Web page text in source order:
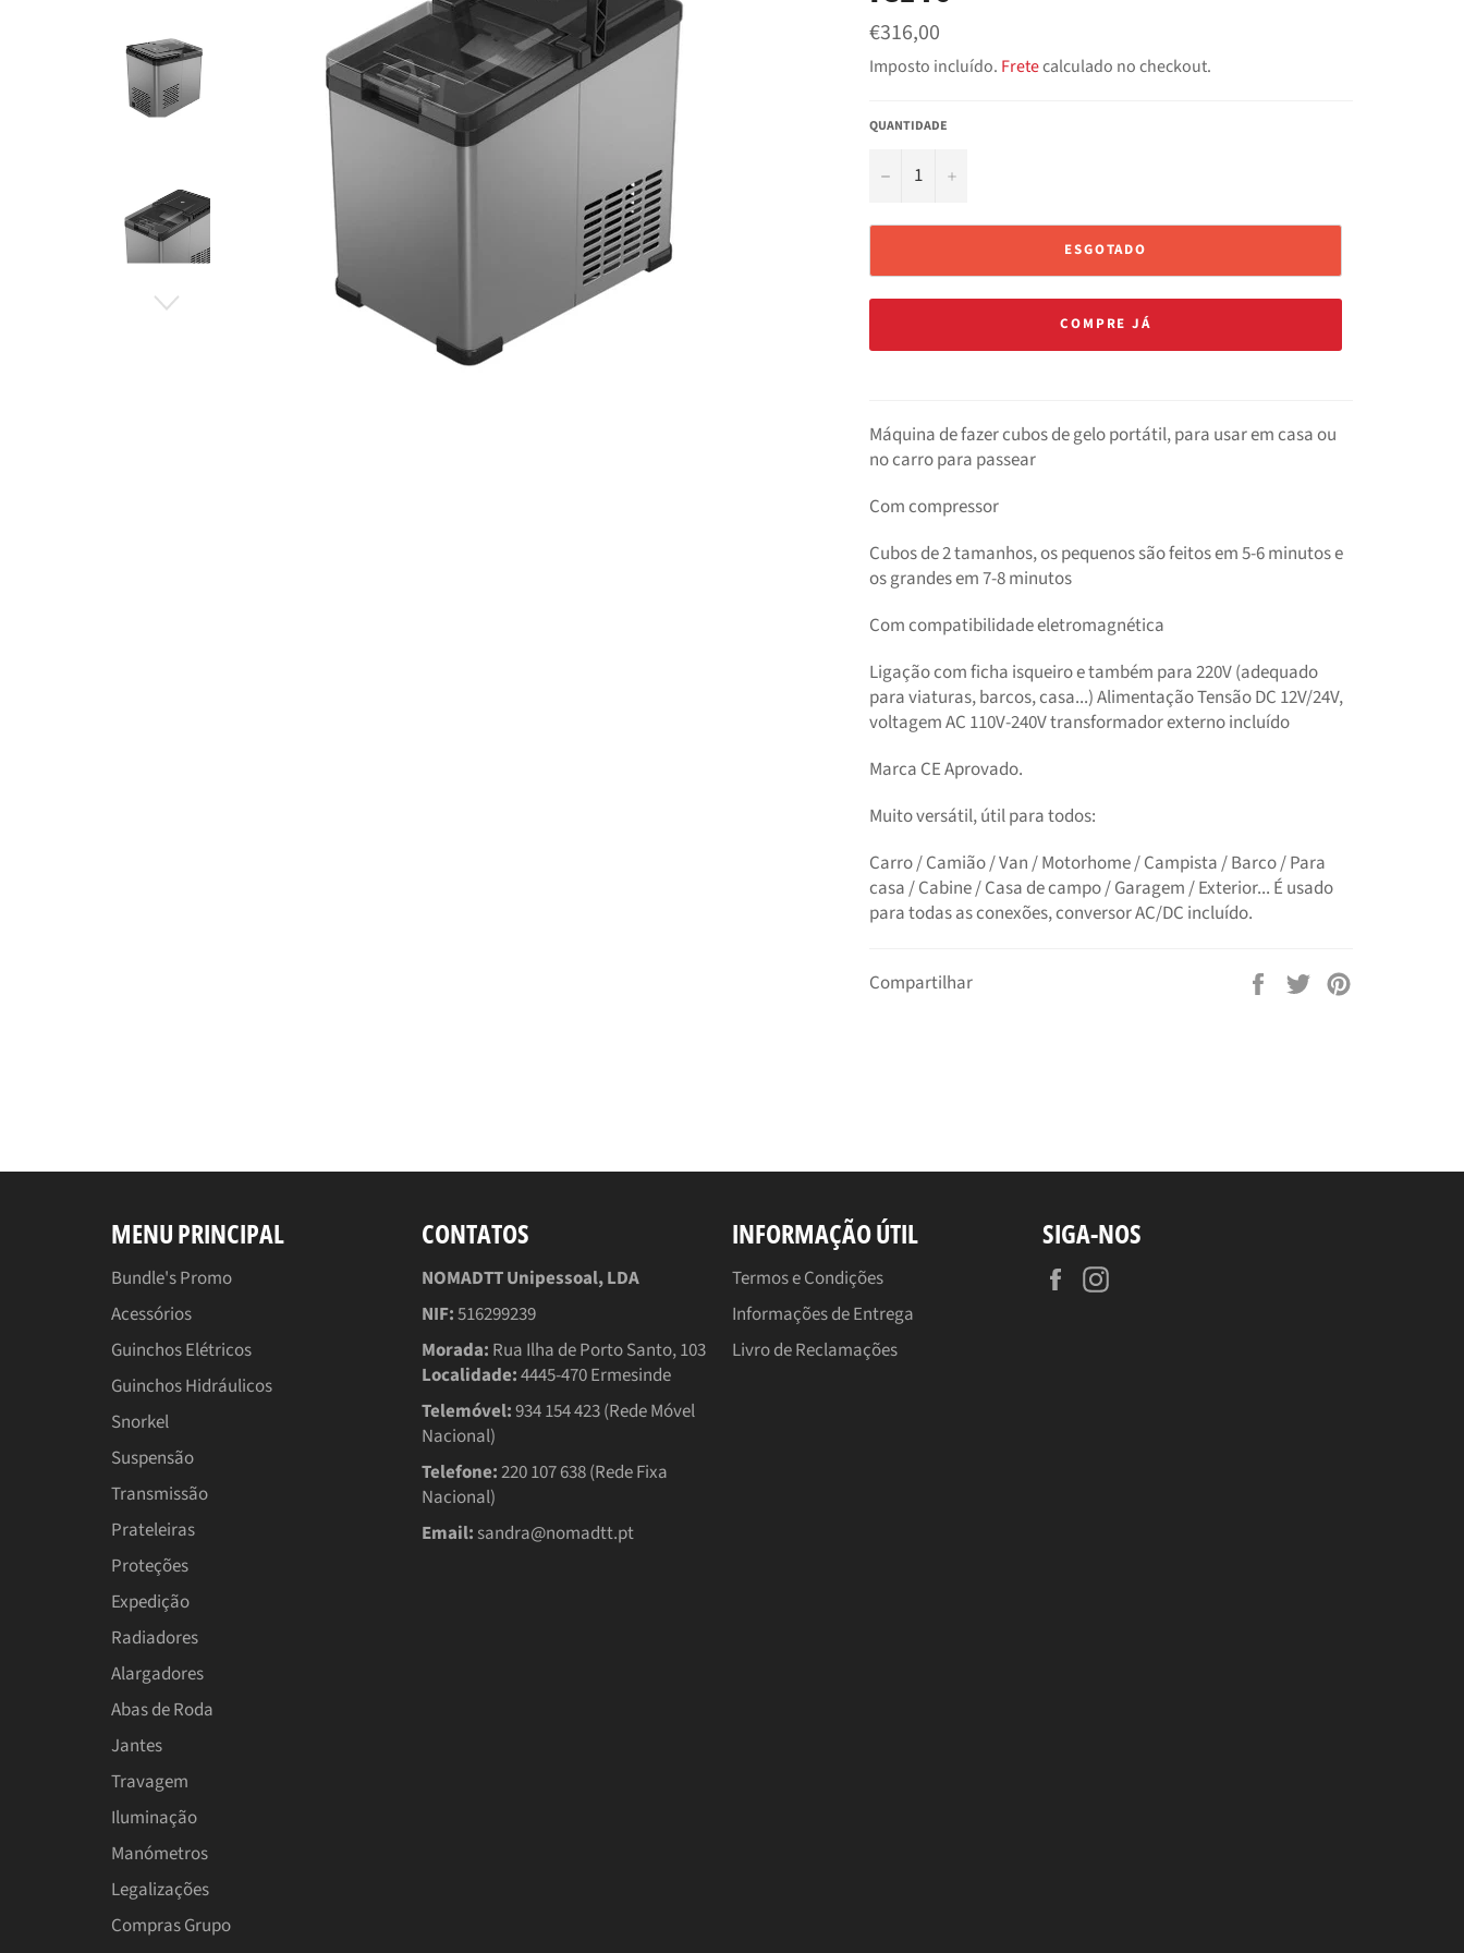
Preço
normal
€316,00
Imposto incluído. Fretecalculado no checkout.
QUANTIDADE
− +
ESGOTADO
COMPRE JÁ
Máquina de fazer cubos de gelo portátil, para usar em casa ou
no carro para passear
Com compressor
Cubos de 2 tamanhos, os pequenos são feitos em 5-6 minutos e
os grandes em 7-8 minutos
Com compatibilidade eletromagnética
Ligação com ficha isqueiro e também para 220V (adequado
para viaturas, barcos, casa...) Alimentação Tensão DC 12V/24V,
voltagem AC 110V-240V transformador externo incluído
Marca CE Aprovado.
Muito versátil, útil para todos:
Carro / Camião / Van / Motorhome / Campista / Barco / Para
casa / Cabine / Casa de campo / Garagem / Exterior... É usado
para todas as conexões, conversor AC/DC incluído.
Compartilhar
Compartilhar
Tuitar
MENU PRINCIPAL
Bundle's Promo
Acessórios
Guinchos Elétricos
Guinchos Hidráulicos
Snorkel
Suspensão
Transmissão
Prateleiras
Proteções
Expedição
Radiadores
Alargadores
Abas de Roda
Jantes
Travagem
Iluminação
Manómetros
Legalizações
Compras Grupo
CONTATOS
NOMADTT Unipessoal, LDA
NIF:516299239
Morada: Rua Ilha de Porto Santo, 103
Localidade:4445-470 Ermesinde
Telemóvel:934 154 423 (Rede Móvel
Nacional)
Telefone:220 107 638 (Rede Fixa
Nacional)
Email: sandra@nomadtt.pt
INFORMAÇÃO ÚTIL
Termos e Condições
Informações de Entrega
Livro de Reclamações
SIGA-NOS
Facebook